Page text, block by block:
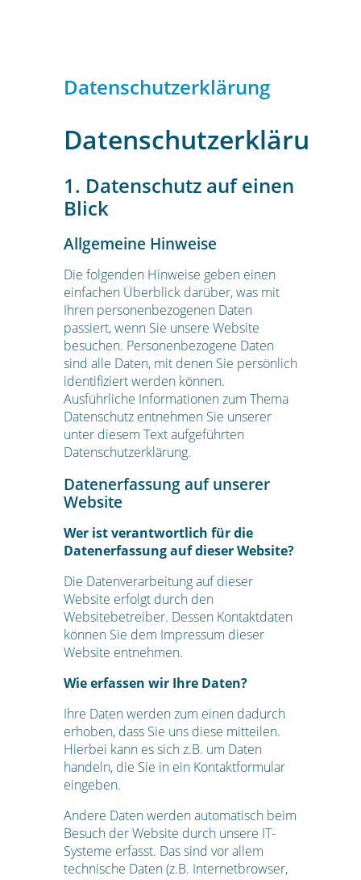
Datenschutzerklärung
Datenschutzerklärung
1. Datenschutz auf einen
Blick
Allgemeine Hinweise
Die folgenden Hinweise geben einen
einfachen Überblick darüber, was mit
Ihren personenbezogenen Daten
passiert, wenn Sie unsere Website
besuchen. Personenbezogene Daten
sind alle Daten, mit denen Sie persönlich
identifiziert werden können.
Ausführliche Informationen zum Thema
Datenschutz entnehmen Sie unserer
unter diesem Text aufgeführten
Datenschutzerklärung.
Datenerfassung auf unserer
Website
Wer ist verantwortlich für die
Datenerfassung auf dieser Website?
Die Datenverarbeitung auf dieser
Website erfolgt durch den
Websitebetreiber. Dessen Kontaktdaten
können Sie dem Impressum dieser
Website entnehmen.
Wie erfassen wir Ihre Daten?
Ihre Daten werden zum einen dadurch
erhoben, dass Sie uns diese mitteilen.
Hierbei kann es sich z.B. um Daten
handeln, die Sie in ein Kontaktformular
eingeben.
Andere Daten werden automatisch beim
Besuch der Website durch unsere IT-
Systeme erfasst. Das sind vor allem
technische Daten (z.B. Internetbrowser,